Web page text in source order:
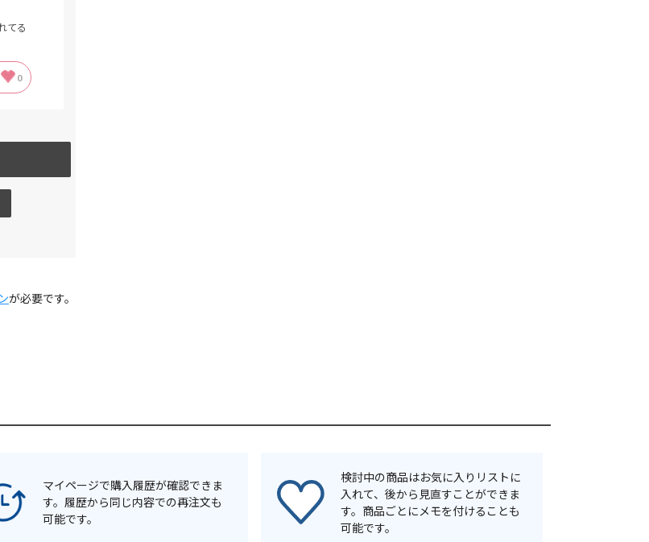
てる
0
が必要です。
マイページで購入履歴が確認できま
す。履歴から同じ内容での再注文も
可能です。
検討中の商品はお気に入りリストに
入れて、後から見直すことができま
す。商品ごとにメモを付けることも
可能です。